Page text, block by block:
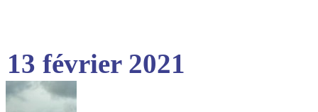
13 février 2021